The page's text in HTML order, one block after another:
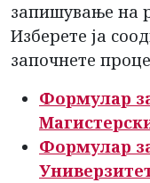
запишување на
Изберете ја
започнете
Формулар
Формулар